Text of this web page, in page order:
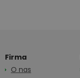
Firma
O nas